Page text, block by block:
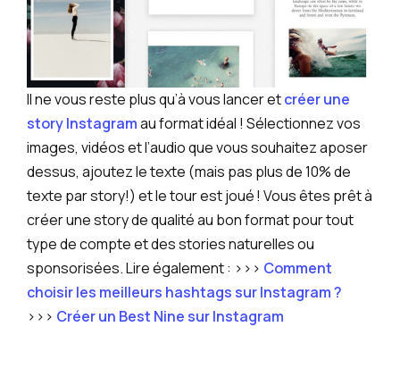
Il ne vous reste plus qu’à vous lancer etcréer une
story Instagramau format idéal ! Sélectionnez vos
images, vidéos et l’audio que vous souhaitez aposer
dessus, ajoutez le texte (mais pas plus de 10% de
texte par story!) et le tour est joué ! Vous êtes prêt à
créer une story de qualité au bon format pour tout
type de compte et des stories naturelles ou
sponsorisées. Lire également : >>> Comment
choisir les meilleurs hashtags sur Instagram ?
>>> Créer un Best Nine sur Instagram